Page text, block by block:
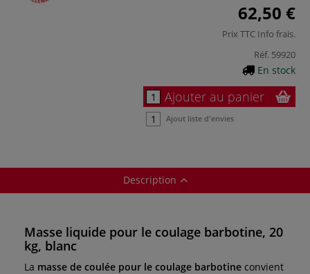
62,50 €
Prix TTC Info frais.
Réf. 59920
En stock
Ajouter au panier
Ajout liste d'envies
Description
Masse liquide pour le coulage barbotine, 20
kg, blanc
La masse de coulée pour le coulage barbotine convient